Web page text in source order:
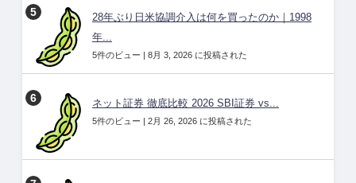
28年ぶり日米協調介入は何を買ったのか｜1998
年...
5件のビュー | 8月 3, 2026 に投稿された
ネット証券 徹底比較 2026 SBI証券 vs...
5件のビュー | 2月 26, 2026 に投稿された